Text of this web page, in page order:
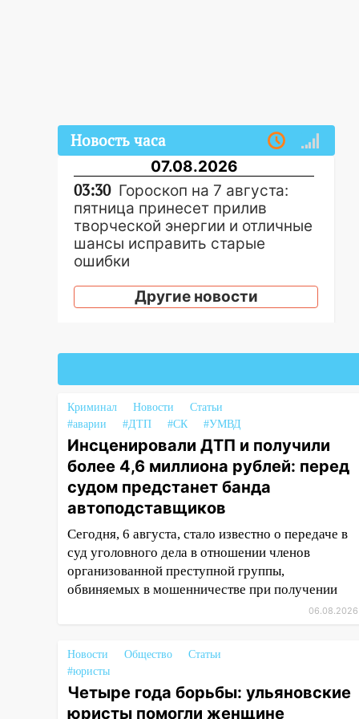
Новость часа
07.08.2026
03:30 Гороскоп на 7 августа:
пятница принесет прилив
творческой энергии и отличные
шансы исправить старые
ошибки
06.08.2026
23:20 Прогноз погоды на 7
20:04 Ульяновцев приглашают
19:12
В Ульяновской области
руководителя частной
компании наказали за сокрытие
прошлого своего сотрудник
18:02 В Ульяновск едут звезды
баскетбола!
17:08 Ульяновский областной
суд оставил в силе приговор
руководству
16:09
Ветераны легкой
атлетики из Ульяновска
успешно выступили на
Чемпионате России
Другие новости
Криминал Новости
Статьи
#аварии
#ДТП #СК #УМВД
Инсценировали ДТП и получили
более 4,6 миллиона рублей: перед
судом предстанет банда
автоподставщиков
Сегодня, 6 августа, стало известно о передаче в
суд уголовного дела в отношении членов
организованной преступной группы,
обвиняемых в мошенничестве при получении
06.08.2026
Новости Общество
Статьи
#юристы
Четыре года борьбы: ульяновские
юристы помогли женщине